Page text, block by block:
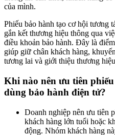
của mình.
Phiếu bảo hành tạo cơ hội tương
gắn kết thương hiệu thông qua
điều khoản bảo hành. Đây là
giúp giữ chân khách hàng,
tương lai và giới thiệu thương
Khi nào nên ưu tiên
dùng bảo hành điện tử?
Doanh nghiệp nên ưu tiên
khách hàng lớn tuổi hoặc
động. Nhóm khách hàng